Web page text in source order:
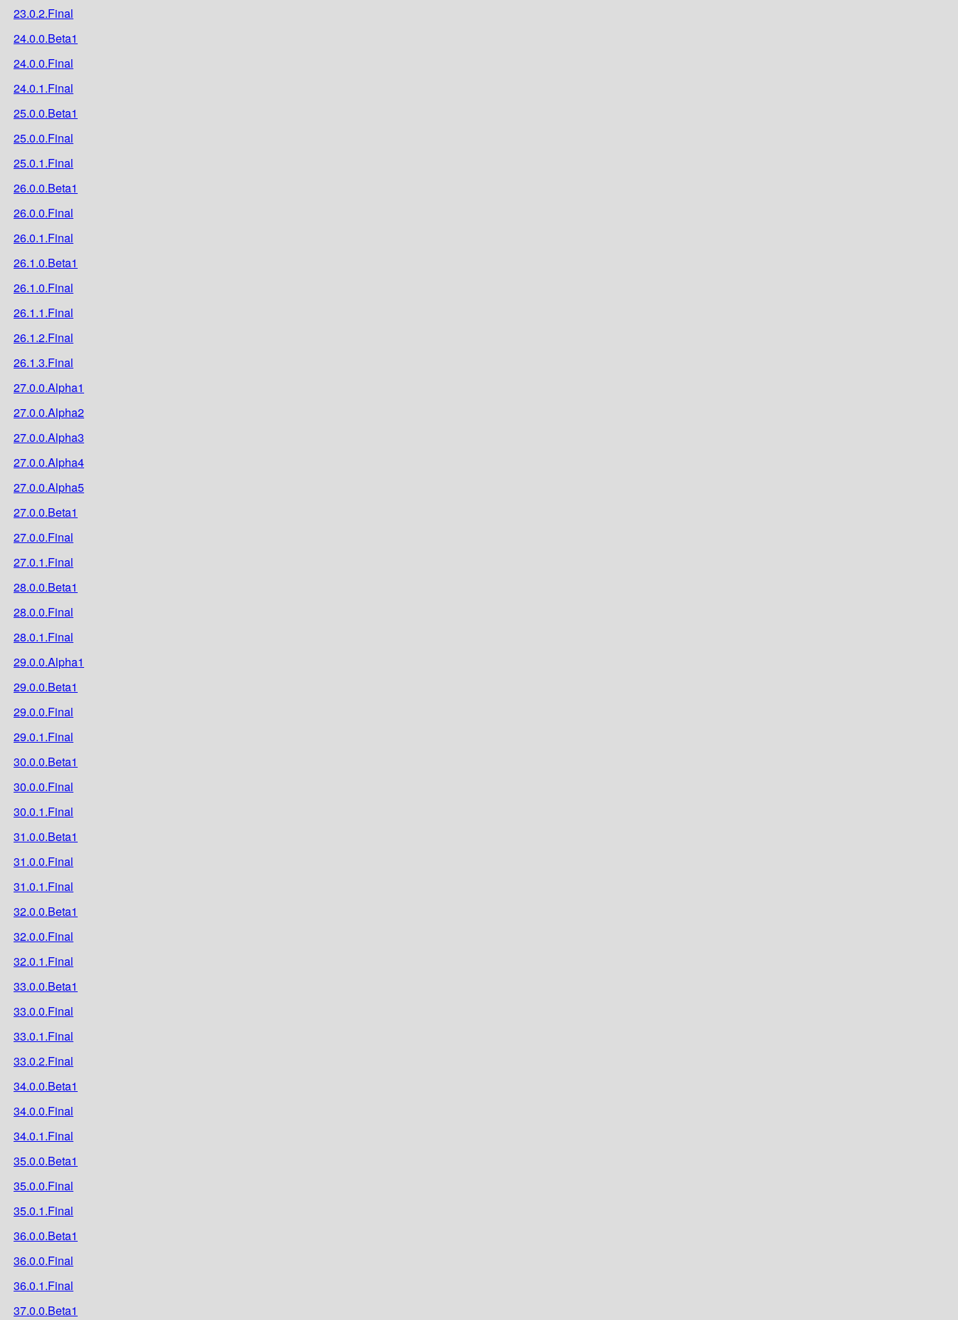
23.0.2.Final
24.0.0.Beta1
24.0.0.Final
24.0.1.Final
25.0.0.Beta1
25.0.0.Final
25.0.1.Final
26.0.0.Beta1
26.0.0.Final
26.0.1.Final
26.1.0.Beta1
26.1.0.Final
26.1.1.Final
26.1.2.Final
26.1.3.Final
27.0.0.Alpha1
27.0.0.Alpha2
27.0.0.Alpha3
27.0.0.Alpha4
27.0.0.Alpha5
27.0.0.Beta1
27.0.0.Final
27.0.1.Final
28.0.0.Beta1
28.0.0.Final
28.0.1.Final
29.0.0.Alpha1
29.0.0.Beta1
29.0.0.Final
29.0.1.Final
30.0.0.Beta1
30.0.0.Final
30.0.1.Final
31.0.0.Beta1
31.0.0.Final
31.0.1.Final
32.0.0.Beta1
32.0.0.Final
32.0.1.Final
33.0.0.Beta1
33.0.0.Final
33.0.1.Final
33.0.2.Final
34.0.0.Beta1
34.0.0.Final
34.0.1.Final
35.0.0.Beta1
35.0.0.Final
35.0.1.Final
36.0.0.Beta1
36.0.0.Final
36.0.1.Final
37.0.0.Beta1